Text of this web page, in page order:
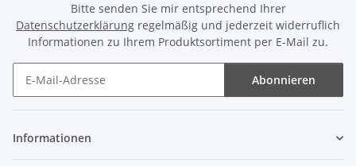
Bitte senden Sie mir entsprechend Ihrer
Datenschutzerklärung regelmäßig und jederzeit widerruflich
Informationen zu Ihrem Produktsortiment per E-Mail zu.
Abonnieren
Informationen